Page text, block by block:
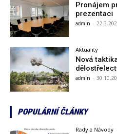
Pronájem
prezentaci
admin -
Aktuality
Nová
admin -
POPULÁRNÍ ČLÁNKY
Rady a Návody